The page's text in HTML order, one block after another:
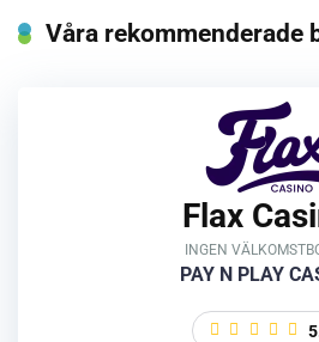
Våra rekommenderade
Flax
INGEN
PAY N PLAY